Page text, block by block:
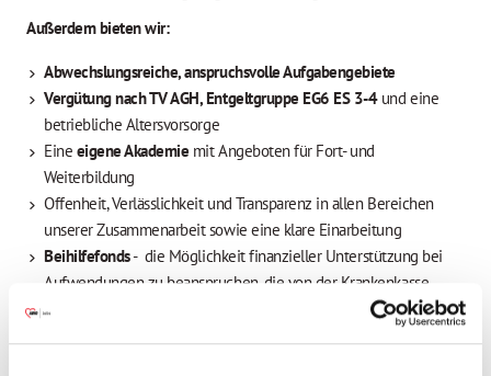
Außerdem bieten wir:
Abwechslungsreiche, anspruchsvolle Aufgabengebiete
Vergütung nach TV AGH, Entgeltgruppe EG6 ES 3-4 und eine
betriebliche Altersvorsorge
Eine eigene Akademie mit Angeboten für Fort- und
Weiterbildung
Offenheit, Verlässlichkeit und Transparenz in allen Bereichen
unserer Zusammenarbeit sowie eine klare Einarbeitung
Beihilfefonds- die Möglichkeit finanzieller Unterstützung bei
Aufwendungen zu beanspruchen, die von der Krankenkasse,
Versicherungen, Sozialämtern, Jobcentern etc. nicht